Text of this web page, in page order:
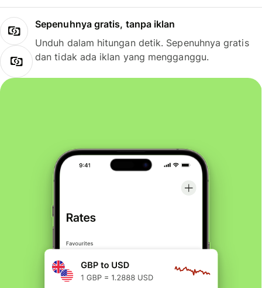
Sepenuhnya gratis, tanpa iklan
Unduh dalam hitungan detik. Sepenuhnya gratis
dan tidak ada iklan yang mengganggu.